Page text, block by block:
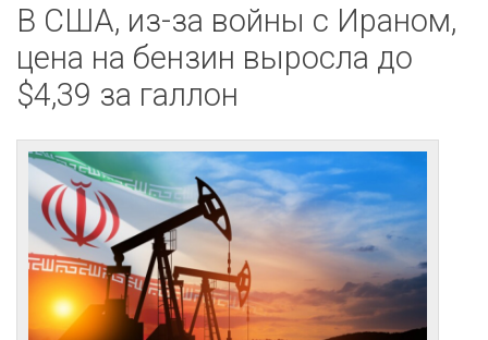
В США, из-за войны с Ираном,
цена на бензин выросла до
$4,39 за галлон